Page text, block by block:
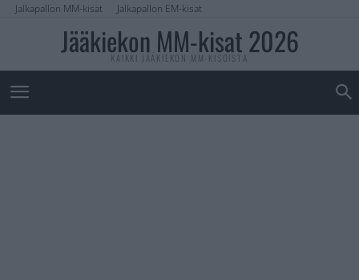
Jalkapallon MM-kisat Jalkapallon EM-kisat
Jääkiekon MM-kisat 2026
KAIKKI JÄÄKIEKON MM-KISOISTA